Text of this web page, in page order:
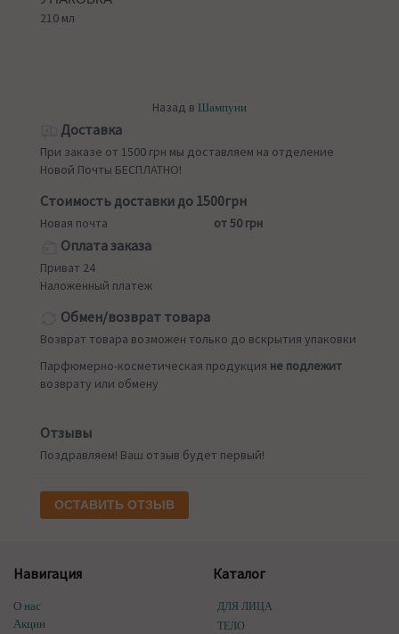
210 мл
Назад в Шампуни
Доставка
При заказе от 1500 грн мы доставляем на отделение
Новой Почты БЕСПЛАТНО!
Стоимость доставки до 1500грн
Новая почта от 50 грн
Оплата заказа
Приват 24
Наложенный платеж
Обмен/возврат товара
Возврат товара возможен только до вскрытия упаковки
Парфюмерно-косметическая продукция не подлежит
возврату или обмену
Отзывы
Поздравляем! Ваш отзыв будет первый!
ОСТАВИТЬ ОТЗЫВ
Навигация
О нас
Акции
Каталог
ДЛЯ ЛИЦА
ТЕЛО